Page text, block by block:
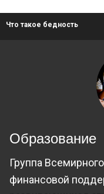
Что такое бедность
Образование
Группа
финансовой